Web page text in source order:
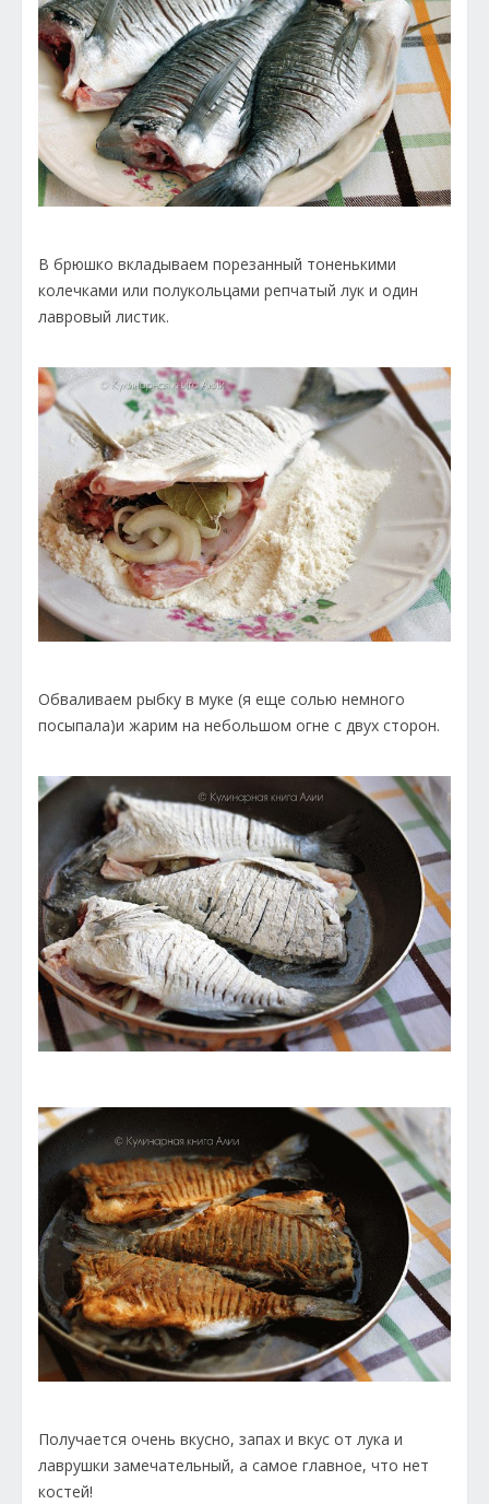
В брюшко вкладываем порезанный тоненькими
колечками или полукольцами репчатый лук и один
лавровый листик.
Обваливаем рыбку в муке (я еще солью немного
посыпала)и жарим на небольшом огне с двух сторон.
Получается очень вкусно, запах и вкус от лука и
лаврушки замечательный, а самое главное, что нет
костей!